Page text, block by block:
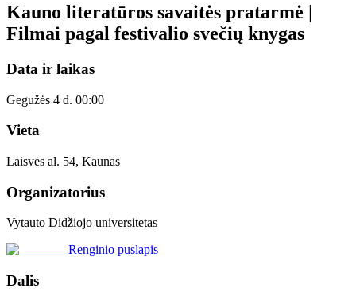
Kauno literatūros savaitės pratarmė |
Filmai pagal festivalio svečių knygas
Data ir laikas
Gegužės 4 d. 00:00
Vieta
Laisvės al. 54, Kaunas
Organizatorius
Vytauto Didžiojo universitetas
Renginio puslapis
Dalis